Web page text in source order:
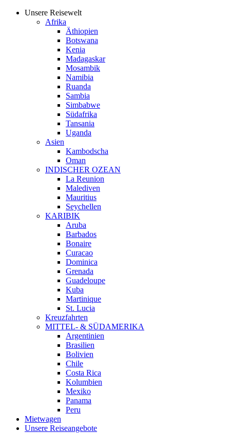
Unsere Reisewelt
Afrika
Äthiopien
Botswana
Kenia
Madagaskar
Mosambik
Namibia
Ruanda
Sambia
Simbabwe
Südafrika
Tansania
Uganda
Asien
Kambodscha
Oman
INDISCHER OZEAN
La Reunion
Malediven
Mauritius
Seychellen
KARIBIK
Aruba
Barbados
Bonaire
Curacao
Dominica
Grenada
Guadeloupe
Kuba
Martinique
St. Lucia
Kreuzfahrten
MITTEL- & SÜDAMERIKA
Argentinien
Brasilien
Bolivien
Chile
Costa Rica
Kolumbien
Mexiko
Panama
Peru
Mietwagen
Unsere Reiseangebote